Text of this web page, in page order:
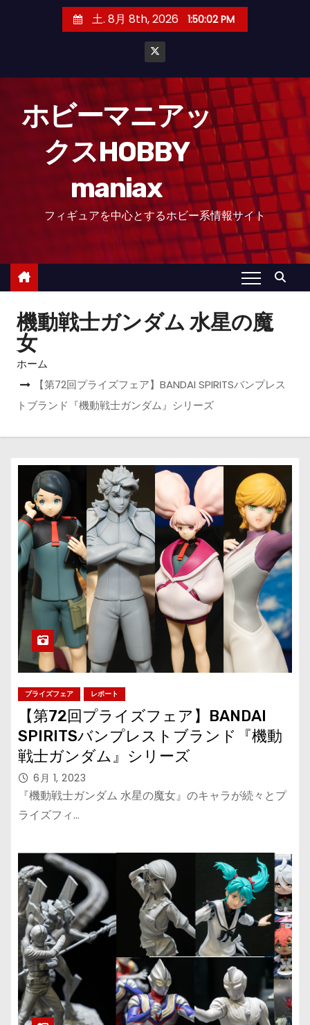
土. 8月 8th, 2026 1:50:03 PM
ホビーマニアッ
クスHOBBY
maniax
フィギュアを中心とするホビー系情報サイト
機動戦士ガンダム 水星の魔
女
ホーム
【第72回プライズフェア】BANDAI SPIRITSバンプレス
トブランド『機動戦士ガンダム』シリーズ
プライズフェア レポート
【第72回プライズフェア】BANDAI
SPIRITSバンプレストブランド『機動
戦士ガンダム』シリーズ
6月 1, 2023
『機動戦士ガンダム 水星の魔女』のキャラが続々とプ
ライズフィ…